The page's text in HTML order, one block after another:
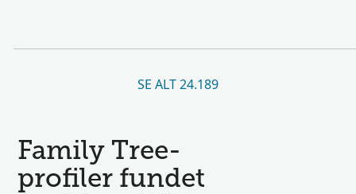
SE ALT 24.189
Family Tree-
profiler fundet